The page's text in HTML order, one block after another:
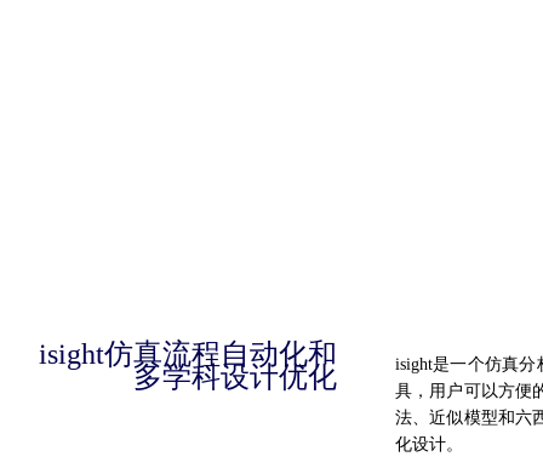
isight是一个仿真
具，用户可以方便
法、近似模型和六
化设计。
isight仿真流程自动化和
多学科设计优化